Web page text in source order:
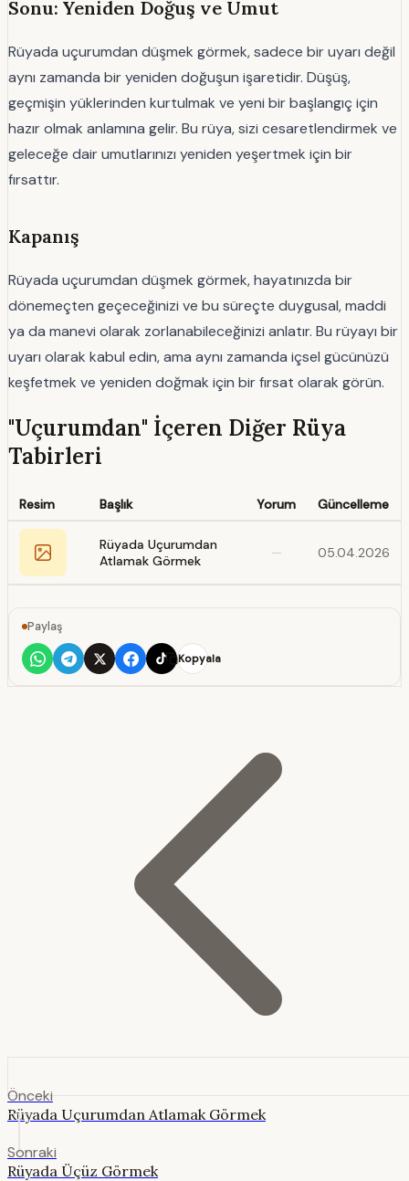
Sonu: Yeniden Doğuş ve Umut
Rüyada uçurumdan düşmek görmek, sadece bir uyarı değil
aynı zamanda bir yeniden doğuşun işaretidir. Düşüş,
geçmişin yüklerinden kurtulmak ve yeni bir başlangıç için
hazır olmak anlamına gelir. Bu rüya, sizi cesaretlendirmek ve
geleceğe dair umutlarınızı yeniden yeşertmek için bir
fırsattır.
Kapanış
Rüyada uçurumdan düşmek görmek, hayatınızda bir
dönemeçten geçeceğinizi ve bu süreçte duygusal, maddi
ya da manevi olarak zorlanabileceğinizi anlatır. Bu rüyayı bir
uyarı olarak kabul edin, ama aynı zamanda içsel gücünüzü
keşfetmek ve yeniden doğmak için bir fırsat olarak görün.
"Uçurumdan" İçeren Diğer Rüya
Tabirleri
Resim Başlık Yorum Güncelleme
Rüyada Uçurumdan
Atlamak Görmek
— 05.04.2026
Paylaş
Kopyala
Önceki
Rüyada Uçurumdan Atlamak Görmek
Sonraki
Rüyada Üçüz Görmek